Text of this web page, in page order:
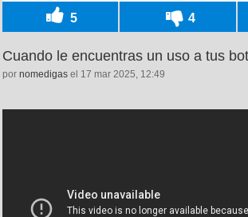
5 4
Cuando le encuentras un uso a tus
por nomedigas el 17 mar 2025, 12:49